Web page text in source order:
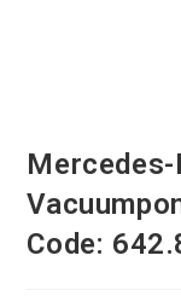
Code: